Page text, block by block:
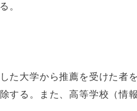
。
大学から推薦を受けた者
する。また、高等学校（情